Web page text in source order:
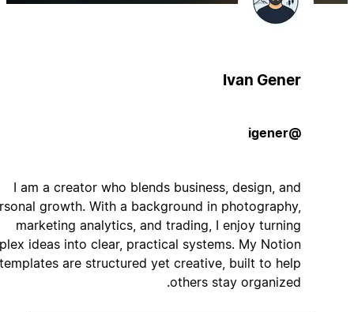
Ivan Gener
I am a creator who blends business, design, and
personal growth. With a background in photography,
marketing analytics, and trading, I enjoy turning
complex ideas into clear, practical systems. My Notion
templates are structured yet creative, built to help
others stay organized.